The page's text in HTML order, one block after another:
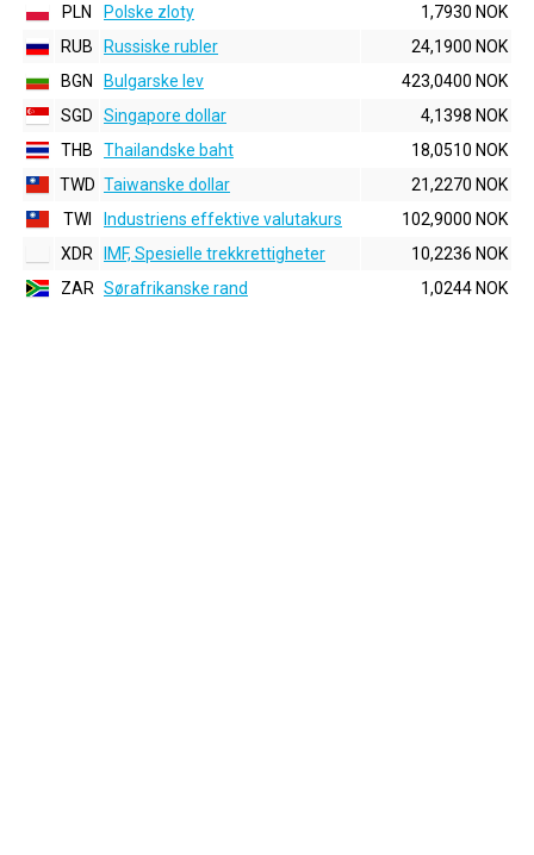
PLN
Polske zloty
1,7930 NOK
RUB
Russiske rubler
24,1900 NOK
BGN
Bulgarske lev
423,0400 NOK
SGD
Singapore dollar
4,1398 NOK
THB
Thailandske baht
18,0510 NOK
TWD Taiwanske dollar
21,2270 NOK
TWI
Industriens effektive valutakurs
102,9000 NOK
XDR
IMF, Spesielle trekkrettigheter
10,2236 NOK
ZAR Sørafrikanske rand 1,0244 NOK